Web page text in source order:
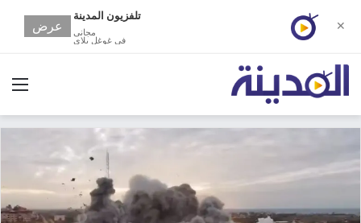
✕
تلفزيون المدينة
مجانى
في غوغل بلاي
عرض